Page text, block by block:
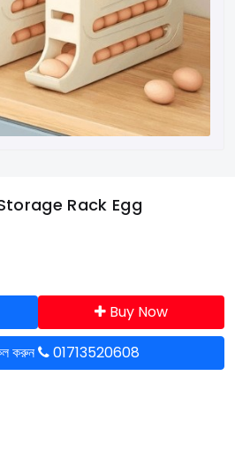
Rack Egg
Buy Now
করুন
01713520608